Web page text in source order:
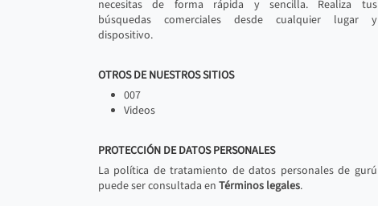
necesitas de forma rápida y sencilla. Realiza tus
búsquedas comerciales desde cualquier lugar y
dispositivo.
OTROS DE NUESTROS SITIOS
007
Videos
PROTECCIÓN DE DATOS PERSONALES
La política de tratamiento de datos personales de gurú
puede ser consultada en Términos legales.